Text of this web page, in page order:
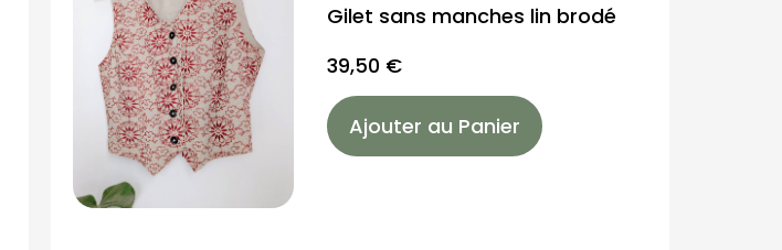
Gilet sans manches lin brodé
39,50 €
Ajouter au Panier